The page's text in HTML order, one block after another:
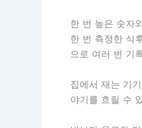
한 번 높은 숫자
한 번 측정한 식
으로 여러 번 기
집에서 재는 기
야기를 흐릴 수